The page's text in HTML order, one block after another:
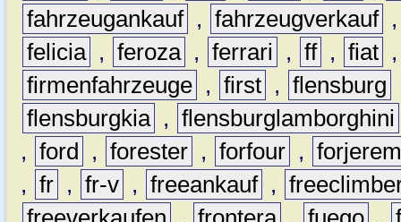
fahrzeugankauf , fahrzeugverkauf
felicia , feroza , ferrari , ff , fiat
firmenfahrzeuge , first , flensburg
flensburgkia , flensburglamborghini
, ford , forester , forfour ,
, fr , fr-v , freeankauf ,